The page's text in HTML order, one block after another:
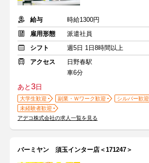
給与
時給1300円
雇用形態
派遣社員
シフト
週5日 1日8時間以上
アクセス
日野春駅
車6分
あと3日
大学生歓迎 副業・Ｗワーク歓迎 シルバー歓迎
未経験者歓迎
アデコ株式会社の求人一覧を見る
バーミヤン 須玉インター店＜171247＞